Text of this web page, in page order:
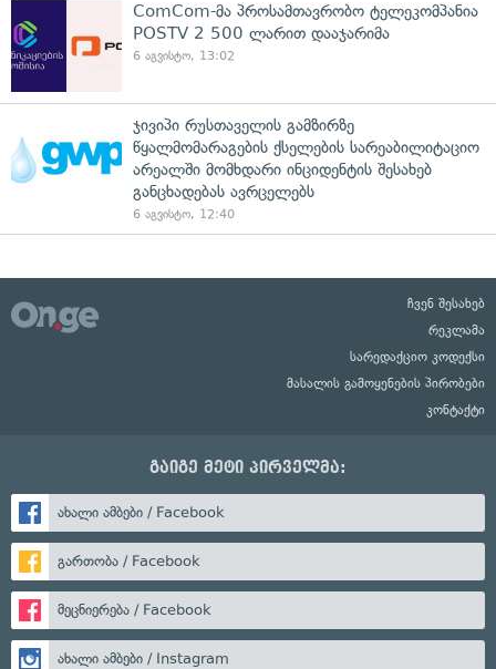
ComCom-მა პროსამთავრობო ტელეკომპანია
POSTV 2 500 ლარით დააჯარიმა
6 აგვისტო, 13:02
ჯივიპი რუსთაველის გამზირზე
წყალმომარაგების ქსელების სარეაბილიტაციო
არეალში მომხდარი ინციდენტის შესახებ
განცხადებას ავრცელებს
6 აგვისტო, 12:40
ჩვენ შესახებ
რეკლამა
სარედაქციო კოდექსი
მასალის გამოყენების პირობები
კონტაქტი
გაიგე მეტი პირველმა:
ახალი ამბები / Facebook
გართობა / Facebook
მეცნიერება / Facebook
ახალი ამბები / Instagram